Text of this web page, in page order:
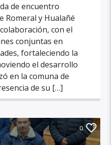
de encuentro
Romeral y Hualañé
con el
conjuntas en
fortaleciendo la
el desarrollo
en la comuna de
de su […]
0